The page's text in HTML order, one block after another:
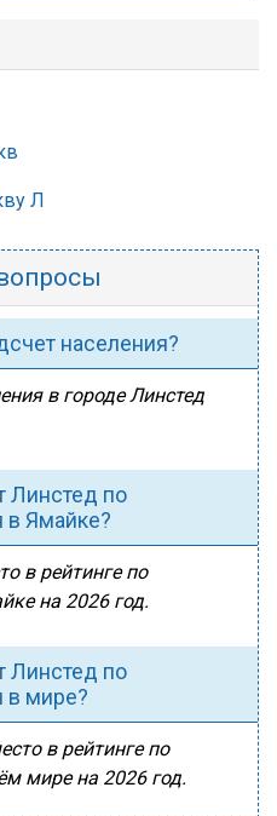
Л
населения?
в городе Линстед
Линстед по
в Ямайке?
в рейтинге по
на 2026 год.
Линстед по
в мире?
в рейтинге по
мире на 2026 год.